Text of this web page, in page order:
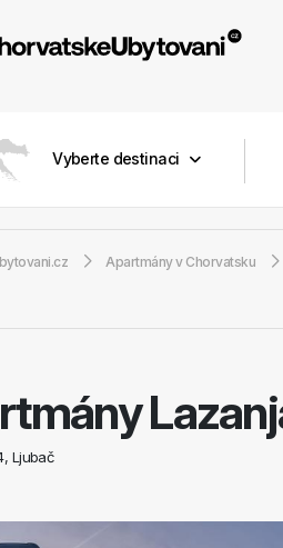
Vyberte destinaci
Apartmány v Chorvatsku
Ljubač